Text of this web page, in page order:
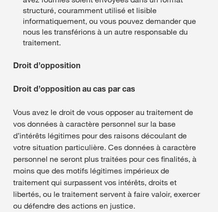
structuré, couramment utilisé et lisible
informatiquement, ou vous pouvez demander que
nous les transférions à un autre responsable du
traitement.
Droit d’opposition
Droit d’opposition au cas par cas
Vous avez le droit de vous opposer au traitement de
vos données à caractère personnel sur la base
d’intérêts légitimes pour des raisons découlant de
votre situation particulière. Ces données à caractère
personnel ne seront plus traitées pour ces finalités, à
moins que des motifs légitimes impérieux de
traitement qui surpassent vos intérêts, droits et
libertés, ou le traitement servent à faire valoir, exercer
ou défendre des actions en justice.